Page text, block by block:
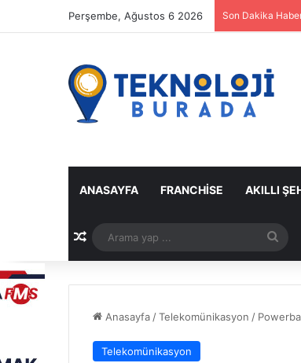
Perşembe, Ağustos 6 2026 Son Dakika
ANASAYFA FRANCHISE AKILLI
Rastgele Makale
yap
Anasayfa /Telekomünikasyon /
Telekomünikasyon